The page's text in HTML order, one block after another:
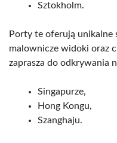
Sztokholm.
Porty te oferują unikalne
malownicze widoki oraz
zaprasza do odkrywania
Singapurze,
Hong Kongu,
Szanghaju.